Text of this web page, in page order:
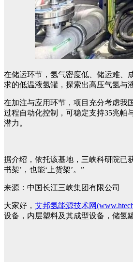
在储运环节，氢气密度低、储运难、
求的低温液氢罐，探索出高压气氢与
在加注与应用环节，项目充分考虑我
过程自动化控制，可稳定支持35兆帕
潜力。
据介绍，依托该基地，三峡科研院已
书架’，也能‘上货架’。”
来源：中国长江三峡集团有限公司
大家好， 艾邦氢能源技术网
设备，内层塑料及其成型设备，储氢